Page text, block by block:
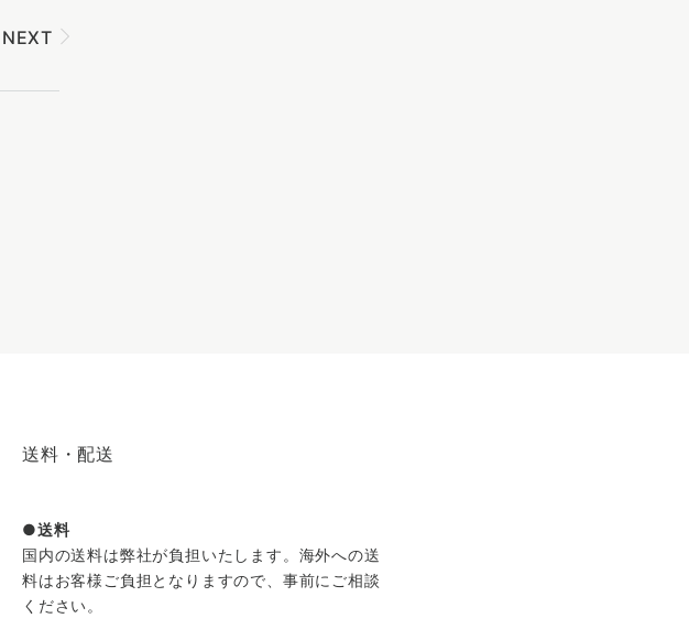
NEXT
送料・配送
送料
国内の送料は弊社が負担いたします。海外への送
料はお客様ご負担となりますので、事前にご相談
ください。